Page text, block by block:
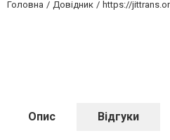
Головна Довідник https://
Опис Відгуки